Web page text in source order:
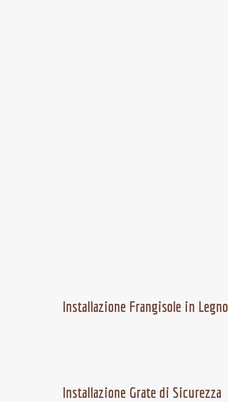
Installazione Frangisole in Legno
Installazione Grate di Sicurezza